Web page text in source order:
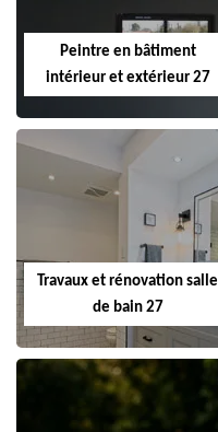
Peintre en bâtiment
intérieur et extérieur 27
Travaux et rénovation salle
de bain 27